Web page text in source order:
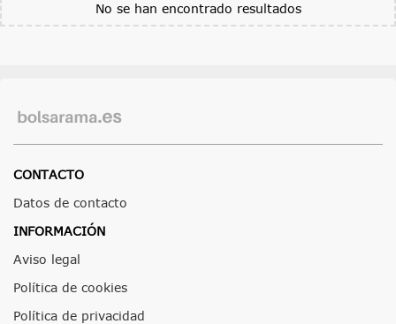
No se han encontrado resultados
CONTACTO
Datos de contacto
INFORMACIÓN
Aviso legal
Política de cookies
Política de privacidad